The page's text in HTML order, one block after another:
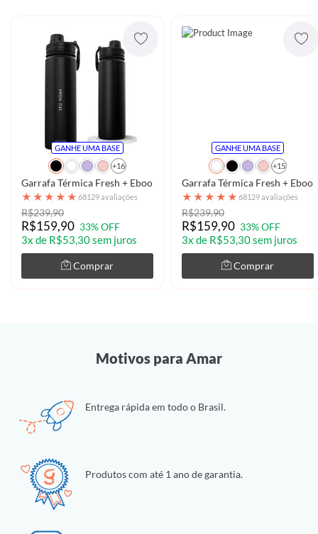
GANHE UMA BASE
+16
Garrafa Térmica Fresh + Ebook - Futurist
★ ★ ★ ★ ★ 68129 avaliações
R$239,90
R$159,90 33% OFF
3x de R$53,30 sem juros
Comprar
GANHE UMA BASE
+15
Garrafa Térmica Fresh +
★ ★ ★ ★ ★ 68129 avaliações
R$239,90
R$159,90 33% OFF
3x de R$53,30 sem juros
Comprar
Motivos para Amar
Entrega rápida em todo o Brasil.
Produtos com até 1 ano de garantia.